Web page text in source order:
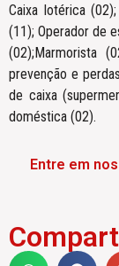
Caixa lotérica
(11); Operador de
(02);Marmorista
prevenção e
de caixa
doméstica (02).
Entre em